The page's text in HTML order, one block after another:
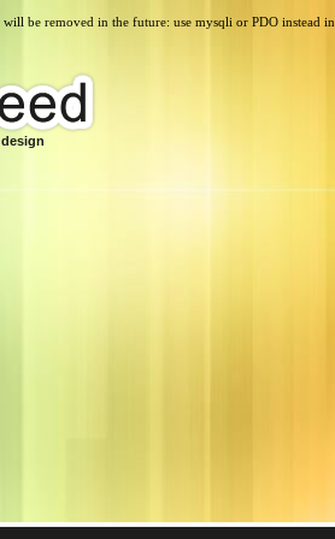
be removed in the future: use mysqli or PDO instead in